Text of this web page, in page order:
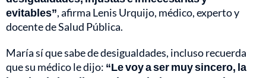
evitables”, afirma Lenis Urquijo, médico, experto y
docente de Salud Pública.
María sí que sabe de desigualdades, incluso recuerda
que su médico le dijo: “Le voy a ser muy sincero, la